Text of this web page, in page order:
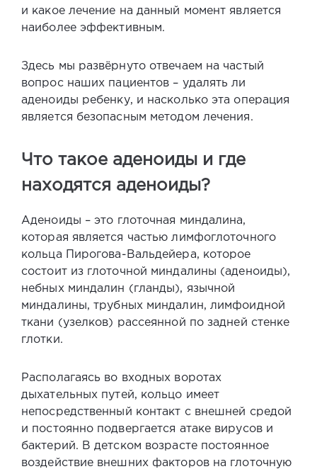
и какое лечение на данный момент является
наиболее эффективным.
Здесь мы развёрнуто отвечаем на частый
вопрос наших пациентов – удалять ли
аденоиды ребенку, и насколько эта операция
является безопасным методом лечения.
Что такое аденоиды и где
находятся аденоиды?
Аденоиды – это глоточная миндалина,
которая является частью лимфоглоточного
кольца Пирогова-Вальдейера, которое
состоит из глоточной миндалины (аденоиды),
небных миндалин (гланды), язычной
миндалины, трубных миндалин, лимфоидной
ткани (узелков) рассеянной по задней стенке
глотки.
Располагаясь во входных воротах
дыхательных путей, кольцо имеет
непосредственный контакт с внешней средой
и постоянно подвергается атаке вирусов и
бактерий. В детском возрасте постоянное
воздействие внешних факторов на глоточную